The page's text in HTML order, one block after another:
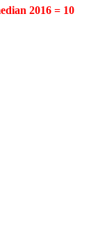
2016 = 10